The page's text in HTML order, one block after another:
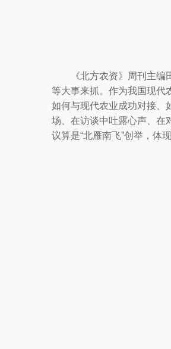
《北方农资》周刊主编田
等大事来抓。作为我国现代
如何与现代农业成功对接、
场、在访谈中吐露心声、在
议算是“北雁南飞”创举，体